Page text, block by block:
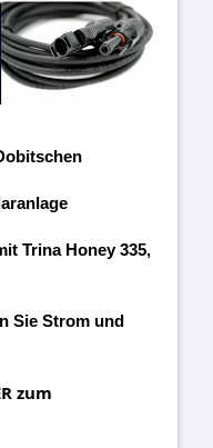
Trina Honey 335,
Sie Strom und
zum